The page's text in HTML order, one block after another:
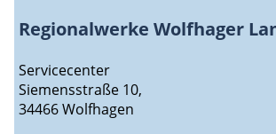
Regionalwerke Wolfhager
Servicecenter
Siemensstraße 10,
34466 Wolfhagen